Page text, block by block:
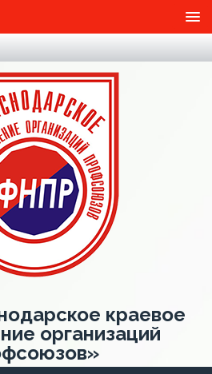
краевое
организаций